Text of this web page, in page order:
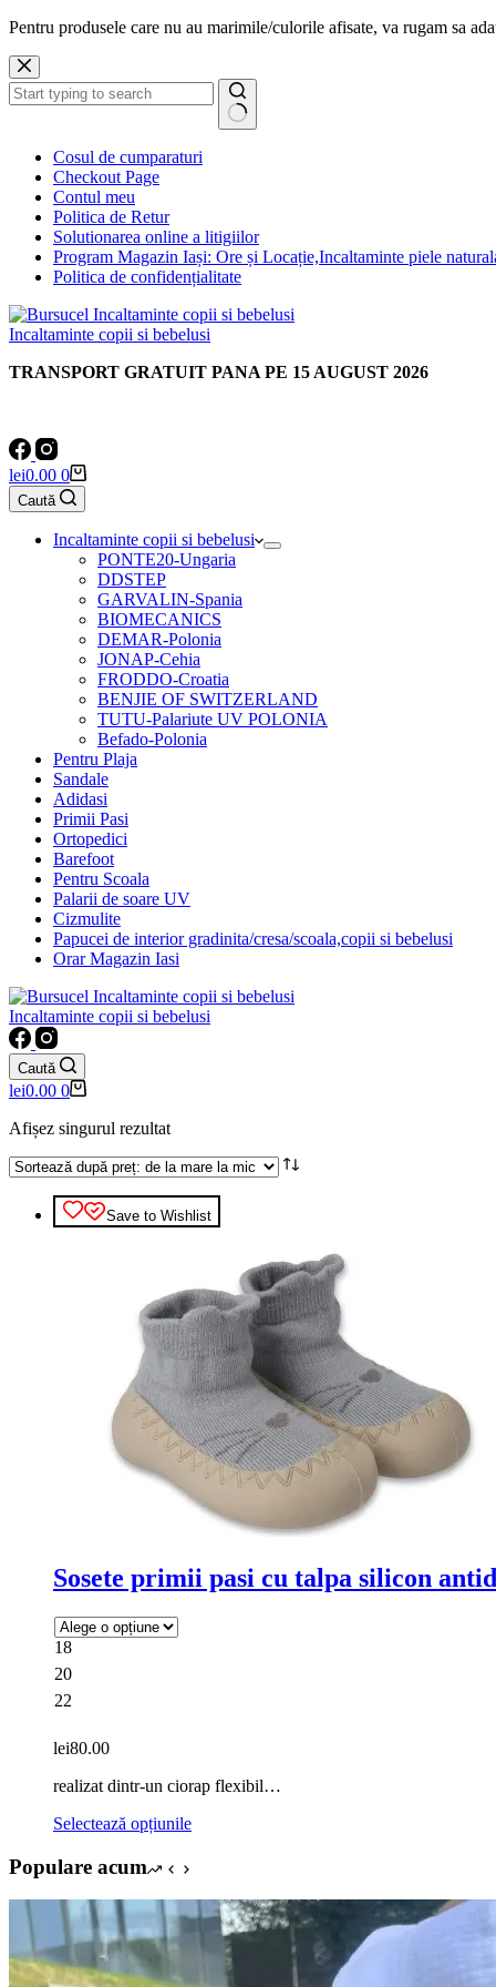
Pentru produsele care nu au marimile/culorile afisate, va rugam sa
Sari
la
conținut
rezultatCosul de cumparaturi
Checkout Page
Contul meu
Politica de Retur
Solutionarea online a litigiilor
Program Magazin Iași: Ore și Locație,Incaltaminte piele
Politica de confidențialitate
Incaltaminte copii si bebelusi
TRANSPORT GRATUIT PANA PE 15 AUGUST 2026
Coș
de
cumpărături
lei0.00 0
Caută
Incaltaminte copii si bebelusi
PONTE20-Ungaria
DDSTEP
GARVALIN-Spania
BIOMECANICS
DEMAR-Polonia
JONAP-Cehia
FRODDO-Croatia
BENJIE OF SWITZERLAND
TUTU-Palariute UV POLONIA
Befado-Polonia
Pentru Plaja
Sandale
Adidasi
Primii Pasi
Ortopedici
Barefoot
Pentru Scoala
Palarii de soare UV
Cizmulite
Papucei de interior gradinita/cresa/scoala,copii si bebelusi
Orar Magazin Iasi
Incaltaminte copii si bebelusi
Caută
Coș
cumpărături
lei0.00 0
Afișez singurul rezultat
Save to Wishlist
Sosete primii pasi cu talpa silicon
18
20
22
lei80.00
realizat dintr-un ciorap flexibil…
Selectează opțiunileAcest
multe
variații.
Opțiunile
fi
Populare acum